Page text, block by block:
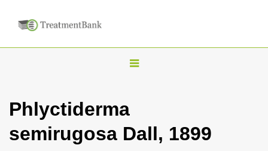
T
g
l
Phlyctiderma
semirugosa Dall, 1899